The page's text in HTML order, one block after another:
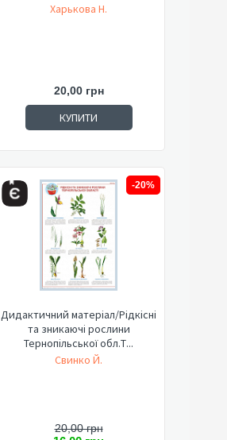
Харькова Н.
20,00 грн
КУПИТИ
-20%
Дидактичний матеріал/Рідкісні
та зникаючі рослини
Тернопільської обл.Т...
Свинко Й.
20,00 грн